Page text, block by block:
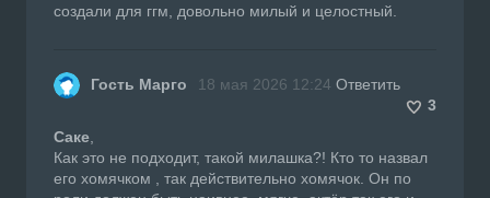
создали для ггм, довольно милый и целостный.
Гость Марго 18 мая 2026 12:24 Ответить
3
Саке
Как это не подходит, такой милашка?! Кто то назвал
его хомячком , так действительно хомячок. Он по